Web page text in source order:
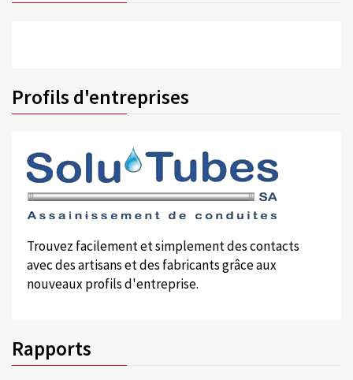
Profils d'entreprises
Trouvez facilement et simplement des contacts
avec des artisans et des fabricants grâce aux
nouveaux profils d'entreprise.
Rapports